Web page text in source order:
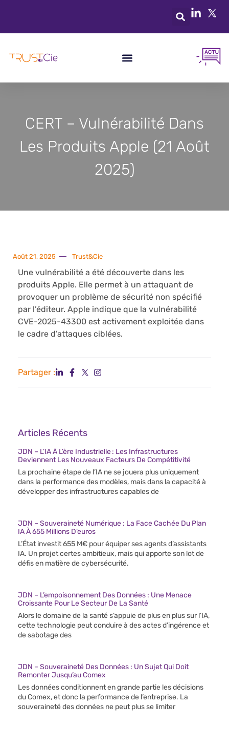
CERT – Vulnérabilité Dans
Les Produits Apple (21 Août
2025)
Août 21, 2025 Trust&Cie
Une vulnérabilité a été découverte dans les
produits Apple. Elle permet à un attaquant de
provoquer un problème de sécurité non spécifié
par l’éditeur. Apple indique que la vulnérabilité
CVE-2025-43300 est activement exploitée dans
le cadre d’attaques ciblées.
Partager :
Articles Récents
JDN – L’IA À L’ère Industrielle : Les Infrastructures
Deviennent Les Nouveaux Facteurs De Compétitivité
La prochaine étape de l’IA ne se jouera plus uniquement
dans la performance des modèles, mais dans la capacité à
développer des infrastructures capables de
JDN – Souveraineté Numérique : La Face Cachée Du Plan
IA À 655 Millions D’euros
L’État investit 655 M€ pour équiper ses agents d’assistants
IA. Un projet certes ambitieux, mais qui apporte son lot de
défis en matière de cybersécurité.
JDN – L’empoisonnement Des Données : Une Menace
Croissante Pour Le Secteur De La Santé
Alors le domaine de la santé s’appuie de plus en plus sur l’IA,
cette technologie peut conduire à des actes d’ingérence et
de sabotage des
JDN – Souveraineté Des Données : Un Sujet Qui Doit
Remonter Jusqu’au Comex
Les données conditionnent en grande partie les décisions
du Comex, et donc la performance de l’entreprise. La
souveraineté des données ne peut plus se limiter